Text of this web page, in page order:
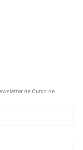
de Curso de